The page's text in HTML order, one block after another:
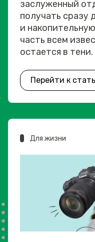
заслуженный
получать сразу
и
часть всем
остается в тени.
Перейти к
Для жизни